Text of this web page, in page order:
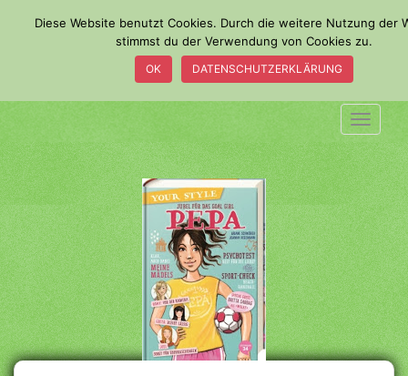
a
i
n
c
o
n
t
e
n
t
Diese Website benutzt Cookies. Durch die weitere Nutzung der
stimmst du der Verwendung von Cookies zu.
OK DATENSCHUTZERKLÄRUNG